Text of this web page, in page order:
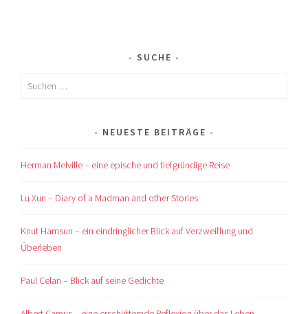
SUCHE
Suchen
NEUESTE BEITRÄGE
Herman Melville – eine epische und tiefgründige Reise
Lu Xun – Diary of a Madman and other Stories
Knut Hamsun – ein eindringlicher Blick auf Verzweiflung und
Überleben
Paul Celan – Blick auf seine Gedichte